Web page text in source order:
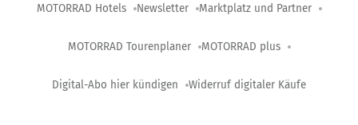
MOTORRAD Hotels Newsletter Marktplatz und Partner
MOTORRAD Tourenplaner MOTORRAD plus
Digital-Abo hier kündigen Widerruf digitaler Käufe